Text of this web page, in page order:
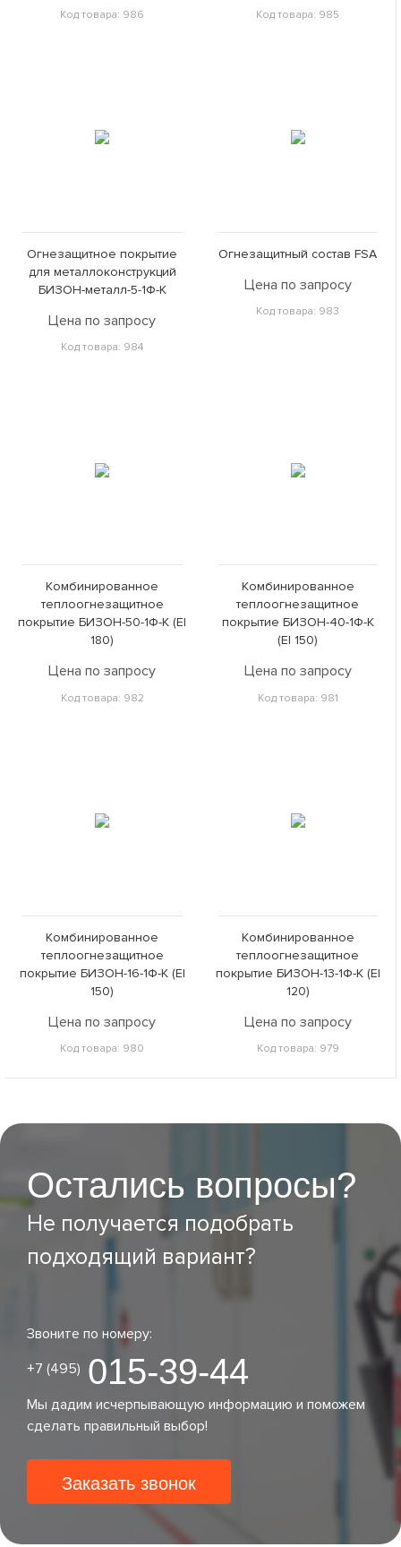
Код товара: 986 Код товара: 985
Огнезащитное покрытие
для металлоконструкций
БИЗОН-металл-5-1Ф-К
Цена по запросу
Код товара: 984
Огнезащитный состав FSA
Цена по запросу
Код товара: 983
Комбинированное
теплоогнезащитное
покрытие БИЗОН-50-1Ф-К (EI
180)
Цена по запросу
Код товара: 982
Комбинированное
теплоогнезащитное
покрытие БИЗОН-40-1Ф-К
(EI 150)
Цена по запросу
Код товара: 981
Комбинированное
теплоогнезащитное
покрытие БИЗОН-16-1Ф-К (EI
150)
Цена по запросу
Код товара: 980
Комбинированное
теплоогнезащитное
покрытие БИЗОН-13-1Ф-К (EI
120)
Цена по запросу
Код товара: 979
Остались вопросы?
Не получается подобрать
подходящий вариант?
Звоните по номеру:
+7 (495) 015-39-44
Мы дадим исчерпывающую информацию и поможем
сделать правильный выбор!
Заказать звонок